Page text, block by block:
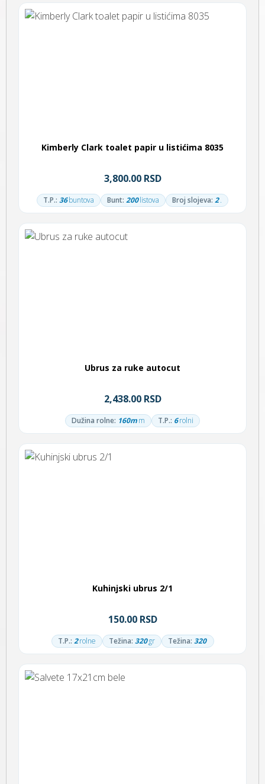
Kimberly Clark toalet papir u listićima 8035
3,800.00 RSD
T.P.: 36buntova Bunt: 200listova Broj slojeva: 2.
Ubrus za ruke autocut
2,438.00 RSD
Dužina rolne: 160mm T.P.: 6rolni
Kuhinjski ubrus 2/1
150.00 RSD
T.P.: 2 rolne Težina: 320 gr Težina: 320